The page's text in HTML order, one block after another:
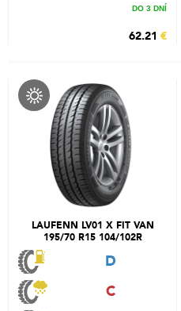
DO 3 DNÍ
62.21 €
LAUFENN LV01 X FIT VAN
195/70 R15 104/102R
D
C